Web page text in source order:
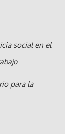
social en el
para la